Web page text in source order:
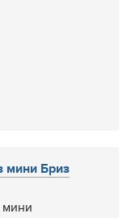
мини Бриз